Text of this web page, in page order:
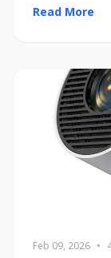
Read More
Feb 09, 2026 •